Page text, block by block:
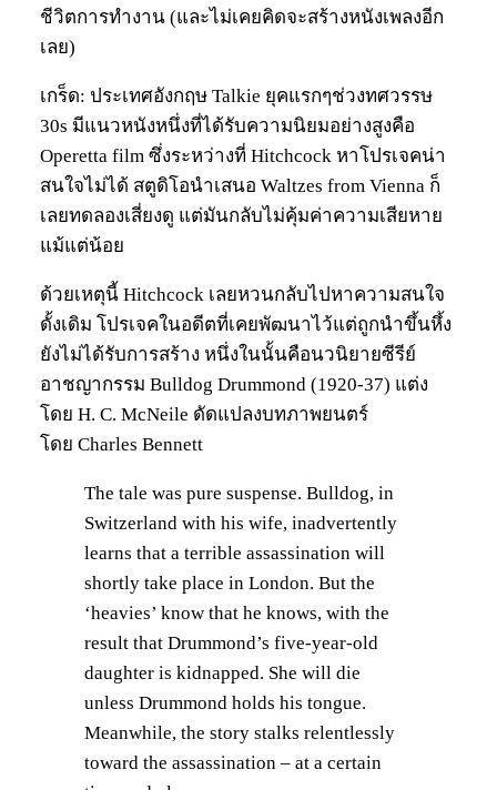
ชีวิตการทำงาน (และไม่เคยคิดจะสร้างหนังเพลงอีก
เลย)
เกร็ด: ประเทศอังกฤษ Talkie ยุคแรกๆช่วงทศวรรษ
30s มีแนวหนังหนึ่งที่ได้รับความนิยมอย่างสูงคือ
Operetta film ซึ่งระหว่างที่ Hitchcock หาโปรเจคน่า
สนใจไม่ได้ สตูดิโอนำเสนอ Waltzes from Vienna ก็
เลยทดลองเสี่ยงดู แต่มันกลับไม่คุ้มค่าความเสียหาย
แม้แต่น้อย
ด้วยเหตุนี้ Hitchcock เลยหวนกลับไปหาความสนใจ
ดั้งเดิม โปรเจคในอดีตที่เคยพัฒนาไว้แต่ถูกนำขึ้นหึ้ง
ยังไม่ได้รับการสร้าง หนึ่งในนั้นคือนวนิยายซีรีย์
อาชญากรรม Bulldog Drummond (1920-37) แต่ง
โดย H. C. McNeile ดัดแปลงบทภาพยนตร์
โดย Charles Bennett
The tale was pure suspense. Bulldog, in
Switzerland with his wife, inadvertently
learns that a terrible assassination will
shortly take place in London. But the
‘heavies’ know that he knows, with the
result that Drummond’s five-year-old
daughter is kidnapped. She will die
unless Drummond holds his tongue.
Meanwhile, the story stalks relentlessly
toward the assassination – at a certain